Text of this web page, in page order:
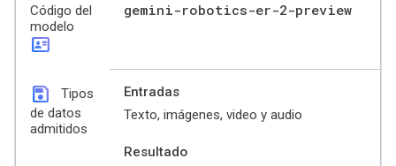
Código del
modelo
id_card
gemini-robotics-er-2-preview
save
Tipos
de datos
admitidos
Entradas
Texto, imágenes, video y audio
Resultado